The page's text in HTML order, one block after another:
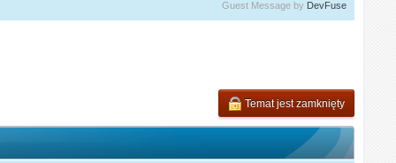
Guest Message by DevFuse
Temat jest zamknięty